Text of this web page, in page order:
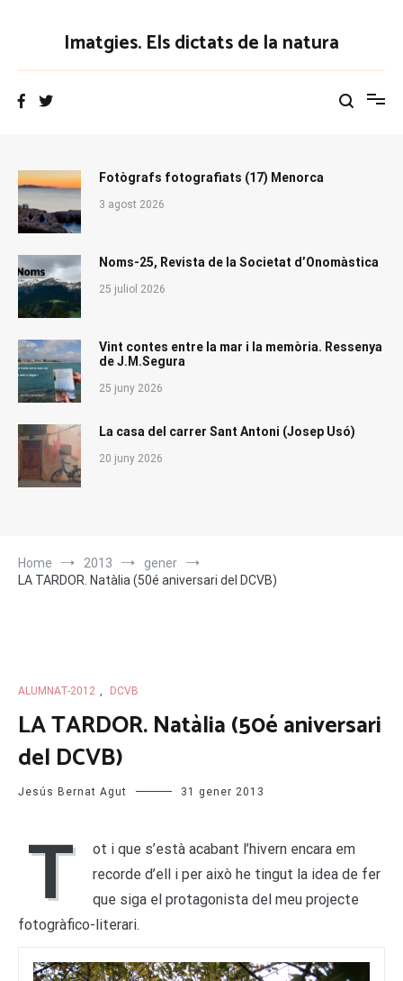
Imatgies. Els dictats de la natura
Fotògrafs fotografiats (17) Menorca
3 agost 2026
Noms-25, Revista de la Societat d’Onomàstica
25 juliol 2026
Vint contes entre la mar i la memòria. Ressenya
de J.M.Segura
25 juny 2026
La casa del carrer Sant Antoni (Josep Usó)
20 juny 2026
Home 2013
gener
LA TARDOR. Natàlia (50é aniversari del DCVB)
ALUMNAT-2012 , DCVB
LA TARDOR. Natàlia (50é aniversari
del DCVB)
Jesús Bernat Agut 31 gener 2013
T
ot i que s’està acabant l’hivern encara em
recorde d’ell i per això he tingut la idea de fer
que siga el protagonista del meu projecte
fotogràfico-literari.